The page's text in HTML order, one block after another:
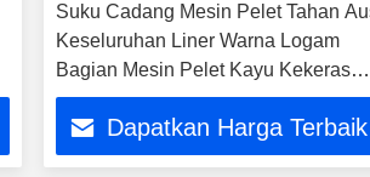
Suku Cadang Mesin Pelet Tahan
Keseluruhan Liner Warna Logam
Bagian Mesin Pelet Kayu Kekerasan
Tinggi
Dapatkan Harga Terbaik